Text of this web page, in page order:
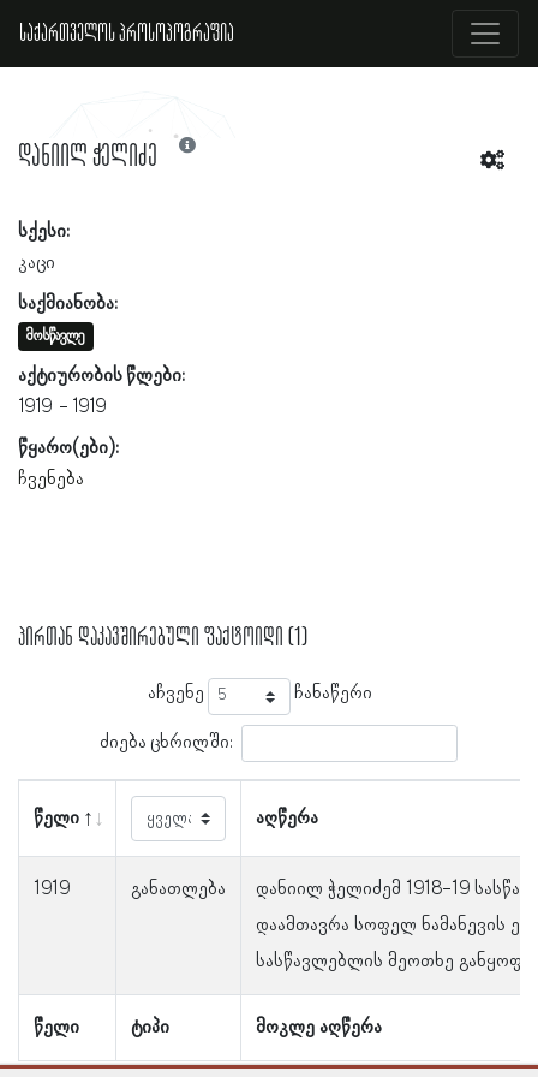
საქართველოს პროსოპოგრაფია
დანიილ ჭელიძე
სქესი:
კაცი
საქმიანობა:
მოსწავლე
აქტიურობის წლები:
1919
1919
წყარო(ები):
ჩვენება
პირთან დაკავშირებული ფაქტოიდი (1)
აჩვენე ჩანაწერი
ძიება ცხრილში:
წელი აღწერა
წელი ტიპი მოკლე აღწერა
1919 განათლება
დანიილ ჭელიძემ 1918-19
დაამთავრა სოფელ ნამანევის
სასწავლებლის მეოთხე